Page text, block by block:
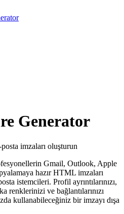
Generator
imzaları oluşturun
Gmail, Outlook, Apple
hazır HTML imzaları
istemcileri. Profil ayrıntılarınızı,
renklerinizi ve bağlantılarınızı
kullanabileceğiniz bir imzayı dışa